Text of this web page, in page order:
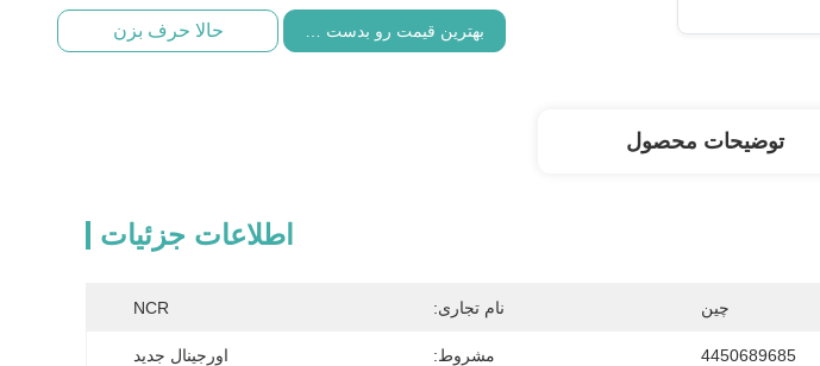
بهترین قیمت رو بدست بیار حالا حرف بزن
توضیحات محصول
اطلاعات جزئیات
چین نام تجاری: NCR
4450689685 مشروط: اورجینال جدید